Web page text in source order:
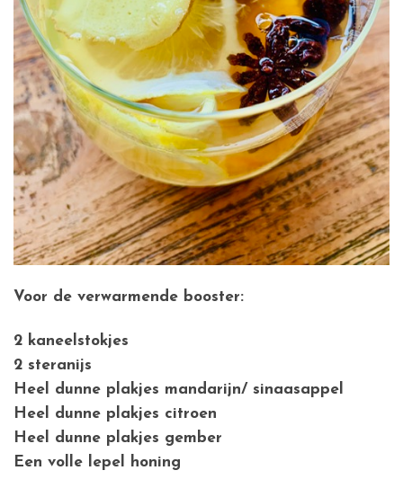
Voor de verwarmende booster:
2 kaneelstokjes
2 steranijs
Heel dunne plakjes mandarijn/ sinaasappel
Heel dunne plakjes citroen
Heel dunne plakjes gember
Een volle lepel honing